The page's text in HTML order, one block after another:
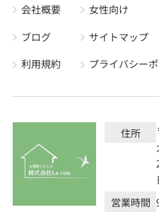
会社概要
ブログ
利用規約
女性向け
サイトマップ
プライバシー
住所
営業時間